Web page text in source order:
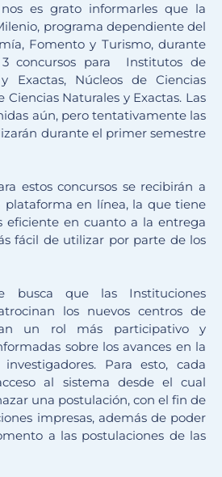
es grato informarles que la
, programa dependiente del
Fomento y Turismo, durante
concursos para Institutos de
Exactas, Núcleos de Ciencias
Ciencias Naturales y Exactas. Las
aún, pero tentativamente las
durante el primer semestre
estos concursos se recibirán a
plataforma en línea, la que tiene
eficiente en cuanto a la entrega
fácil de utilizar por parte de los
busca que las Instituciones
los nuevos centros de
un rol más participativo y
sobre los avances en la
Para esto, cada
al sistema desde el cual
una postulación, con el fin de
impresas, además de poder
a las postulaciones de las